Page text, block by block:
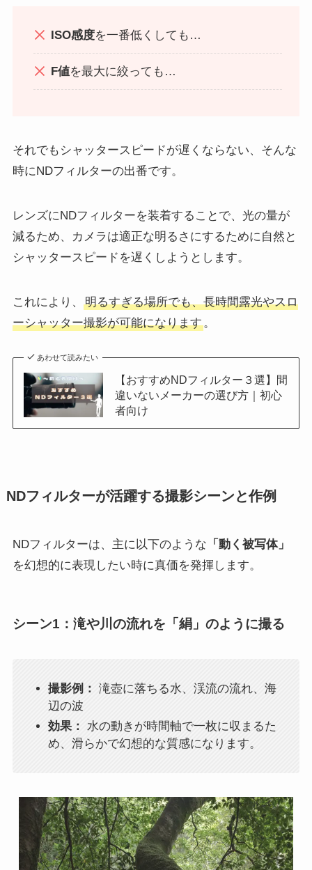
ISO感度を一番低くしても…
F値を最大に絞っても…
それでもシャッタースピードが遅くならない、そんな
時にNDフィルターの出番です。
レンズにNDフィルターを装着することで、光の量が
減るため、カメラは適正な明るさにするために自然と
シャッタースピードを遅くしようとします。
これにより、
明るすぎる場所でも、長時間露光やスロ
ーシャッター撮影が可能になります。
あわせて読みたい
【おすすめNDフィルター３選】間
違いないメーカーの選び方｜初心
者向け
NDフィルターが活躍する撮影シーンと作例
NDフィルターは、主に以下のような 「動く被写体」
を幻想的に表現したい時に真価を発揮します。
シーン1：滝や川の流れを「絹」のように撮る
撮影例： 滝壺に落ちる水、渓流の流れ、海
辺の波
効果： 水の動きが時間軸で一枚に収まるた
め、滑らかで幻想的な質感になります。